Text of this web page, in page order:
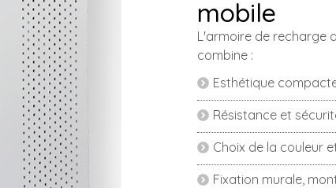
mobile
L'armoire de recharge
combine :
Esthétique
Résistance et
Choix de la couleur
Fixation murale,